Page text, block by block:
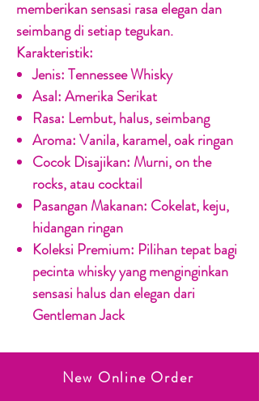
memberikan sensasi rasa elegan dan
seimbang di setiap tegukan.
Karakteristik:
Jenis:Tennessee Whisky
Asal:Amerika Serikat
Rasa: Lembut, halus, seimbang
Aroma:Vanila, karamel, oak ringan
Cocok Disajikan: Murni, on the
rocks, atau cocktail
Pasangan Makanan: Cokelat, keju,
hidangan ringan
Koleksi Premium: Pilihan tepat bagi
pecinta whisky yang menginginkan
sensasi halus dan elegan dari
Gentleman Jack
New Online Order